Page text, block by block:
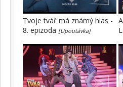
Tvoje tvář má známý hlas -
8. epizoda [Upoutávka]